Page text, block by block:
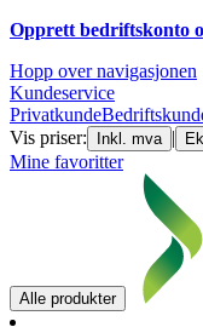
Opprett bedriftskonto
Hopp over navigasjonen
Kundeservice
Privatkunde
Vis priser:
Inkl. mva |
Mine favoritter
Alle produkter